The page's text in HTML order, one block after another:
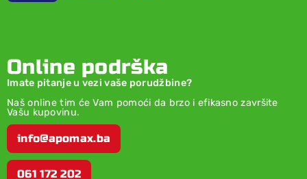
Online podrška
Imate pitanje u vezi vaše porudžbine?
Naš online tim će Vam pomoći da brzo i efikasno završite
Vašu kupovinu.
info@apomax.ba
061 172 202